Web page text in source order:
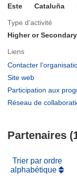
Este
Cataluña
Type d’activité
Higher or
Liens
Contacter
Site web
dans
une
Participation aux
Réseau de
Partenaires
Trier par ordre
alphabétique